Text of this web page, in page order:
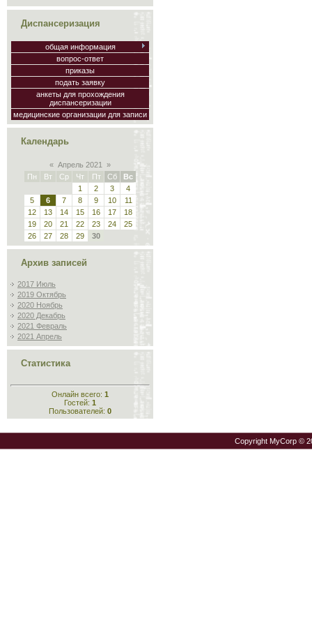
Диспансеризация
общая информация
вопрос-ответ
приказы
подать заявку
анкеты для прохождения
диспансеризации
медицинские организации для записи
Календарь
« Апрель 2021
»
Пн
Вт Ср Чт Пт Сб
Вс
1
2 3
4
5
6 7 8 9 10
11
12
13 14 15 16 17
18
19
20 21 22 23 24
25
26
27 28 29 30
Архив записей
2017 Июль
2019 Октябрь
2020 Ноябрь
2020 Декабрь
2021 Февраль
2021 Апрель
Статистика
Онлайн всего: 1
Гостей: 1
Пользователей: 0
Copyright MyCorp ©